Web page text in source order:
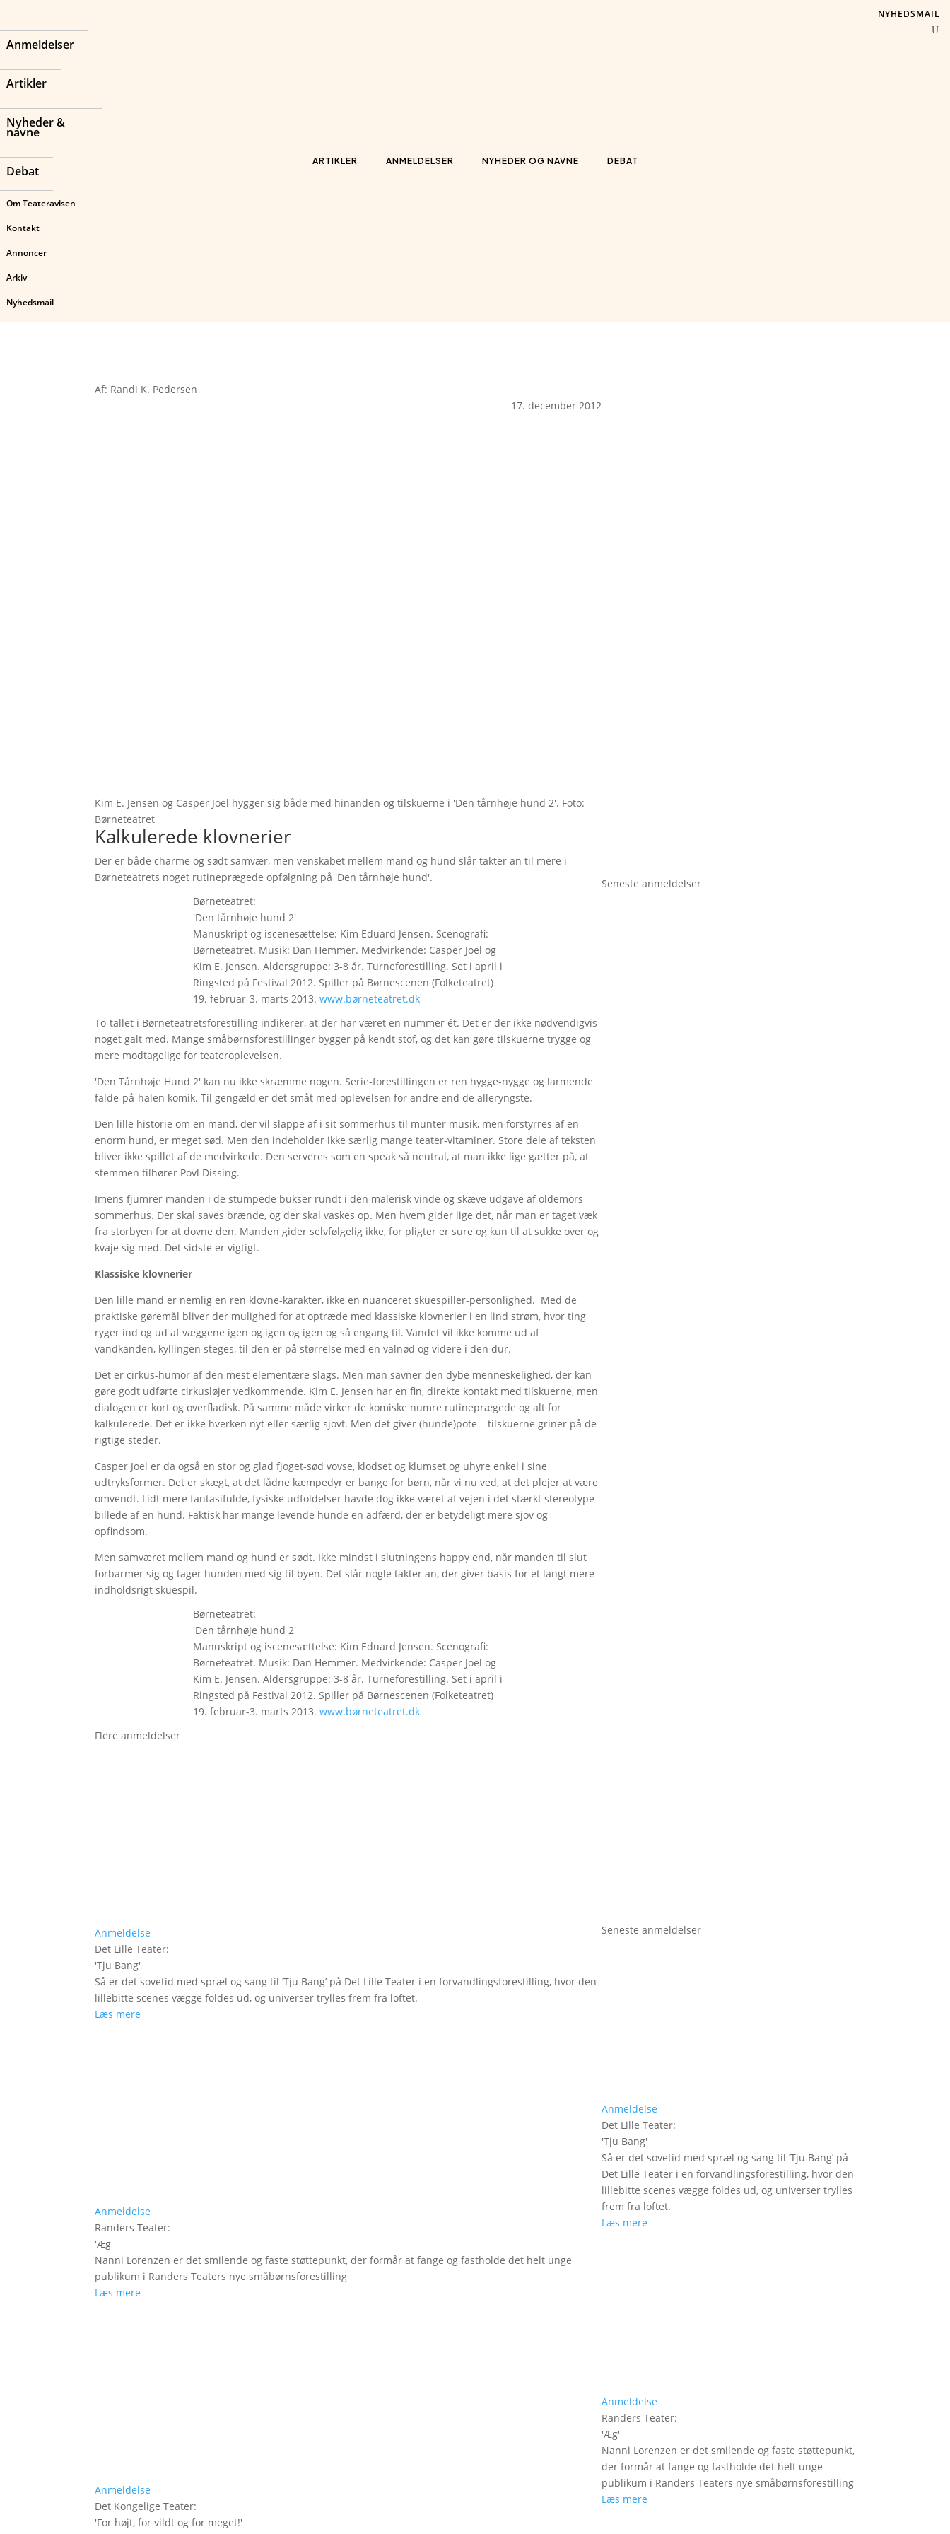
Anmeldelser
Artikler
Nyheder &
navne
Debat
Om Teateravisen
Kontakt
Annoncer
Arkiv
Nyhedsmail
ARTIKLER ANMELDELSER NYHEDER OG NAVNE DEBAT
NYHEDSMAIL
Af: Randi K. Pedersen
17. december 2012
Kim E. Jensen og Casper Joel hygger sig både med hinanden og tilskuerne i 'Den tårnhøje hund 2'. Foto:
Børneteatret
Kalkulerede klovnerier
Der er både charme og sødt samvær, men venskabet mellem mand og hund slår takter an til mere i
Børneteatrets noget rutineprægede opfølgning på 'Den tårnhøje hund'.
Børneteatret:
'Den tårnhøje hund 2'
Manuskript og iscenesættelse: Kim Eduard Jensen. Scenografi:
Børneteatret. Musik: Dan Hemmer. Medvirkende: Casper Joel og
Kim E. Jensen. Aldersgruppe: 3-8 år. Turneforestilling. Set i april i
Ringsted på Festival 2012. Spiller på Børnescenen (Folketeatret)
19. februar-3. marts 2013. www.børneteatret.dk
To-tallet i Børneteatretsforestilling indikerer, at der har været en nummer ét. Det er der ikke nødvendigvis
noget galt med. Mange småbørnsforestillinger bygger på kendt stof, og det kan gøre tilskuerne trygge og
mere modtagelige for teateroplevelsen.
'Den Tårnhøje Hund 2' kan nu ikke skræmme nogen. Serie-forestillingen er ren hygge-nygge og larmende
falde-på-halen komik. Til gengæld er det småt med oplevelsen for andre end de alleryngste.
Den lille historie om en mand, der vil slappe af i sit sommerhus til munter musik, men forstyrres af en
enorm hund, er meget sød. Men den indeholder ikke særlig mange teater-vitaminer. Store dele af teksten
bliver ikke spillet af de medvirkede. Den serveres som en speak så neutral, at man ikke lige gætter på, at
stemmen tilhører Povl Dissing.
Imens fjumrer manden i de stumpede bukser rundt i den malerisk vinde og skæve udgave af oldemors
sommerhus. Der skal saves brænde, og der skal vaskes op. Men hvem gider lige det, når man er taget væk
fra storbyen for at dovne den. Manden gider selvfølgelig ikke, for pligter er sure og kun til at sukke over og
kvaje sig med. Det sidste er vigtigt.
Klassiske klovnerier
Den lille mand er nemlig en ren klovne-karakter, ikke en nuanceret skuespiller-personlighed. Med de
praktiske gøremål bliver der mulighed for at optræde med klassiske klovnerier i en lind strøm, hvor ting
ryger ind og ud af væggene igen og igen og igen og så engang til. Vandet vil ikke komme ud af
vandkanden, kyllingen steges, til den er på størrelse med en valnød og videre i den dur.
Det er cirkus-humor af den mest elementære slags. Men man savner den dybe menneskelighed, der kan
gøre godt udførte cirkusløjer vedkommende. Kim E. Jensen har en fin, direkte kontakt med tilskuerne, men
dialogen er kort og overfladisk. På samme måde virker de komiske numre rutineprægede og alt for
kalkulerede. Det er ikke hverken nyt eller særlig sjovt. Men det giver (hunde)pote – tilskuerne griner på de
rigtige steder.
Casper Joel er da også en stor og glad fjoget-sød vovse, klodset og klumset og uhyre enkel i sine
udtryksformer. Det er skægt, at det lådne kæmpedyr er bange for børn, når vi nu ved, at det plejer at være
omvendt. Lidt mere fantasifulde, fysiske udfoldelser havde dog ikke været af vejen i det stærkt stereotype
billede af en hund. Faktisk har mange levende hunde en adfærd, der er betydeligt mere sjov og
opfindsom.
Men samværet mellem mand og hund er sødt. Ikke mindst i slutningens happy end, når manden til slut
forbarmer sig og tager hunden med sig til byen. Det slår nogle takter an, der giver basis for et langt mere
indholdsrigt skuespil.
Børneteatret:
'Den tårnhøje hund 2'
Manuskript og iscenesættelse: Kim Eduard Jensen. Scenografi:
Børneteatret. Musik: Dan Hemmer. Medvirkende: Casper Joel og
Kim E. Jensen. Aldersgruppe: 3-8 år. Turneforestilling. Set i april i
Ringsted på Festival 2012. Spiller på Børnescenen (Folketeatret)
19. februar-3. marts 2013. www.børneteatret.dk
Flere anmeldelser
Anmeldelse
Det Lille Teater:
'Tju Bang'
Så er det sovetid med spræl og sang til ’Tju Bang’ på Det Lille Teater i en forvandlingsforestilling, hvor den
lillebitte scenes vægge foldes ud, og universer trylles frem fra loftet.
Læs mere
Anmeldelse
Randers Teater:
'Æg'
Nanni Lorenzen er det smilende og faste støttepunkt, der formår at fange og fastholde det helt unge
publikum i Randers Teaters nye småbørnsforestilling
Læs mere
Anmeldelse
Det Kongelige Teater:
'For højt, for vildt og for meget!'
Seneste anmeldelser
Seneste anmeldelser
Anmeldelse
Det Lille Teater:
'Tju Bang'
Så er det sovetid med spræl og sang til ’Tju Bang’ på
Det Lille Teater i en forvandlingsforestilling, hvor den
lillebitte scenes vægge foldes ud, og universer trylles
frem fra loftet.
Læs mere
Anmeldelse
Randers Teater:
'Æg'
Nanni Lorenzen er det smilende og faste støttepunkt,
der formår at fange og fastholde det helt unge
publikum i Randers Teaters nye småbørnsforestilling
Læs mere